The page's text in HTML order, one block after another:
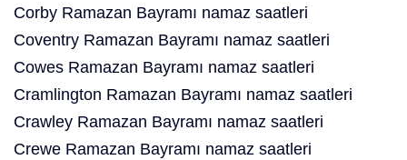
Corby Ramazan Bayramı namaz saatleri
Coventry Ramazan Bayramı namaz saatleri
Cowes Ramazan Bayramı namaz saatleri
Cramlington Ramazan Bayramı namaz saatleri
Crawley Ramazan Bayramı namaz saatleri
Crewe Ramazan Bayramı namaz saatleri